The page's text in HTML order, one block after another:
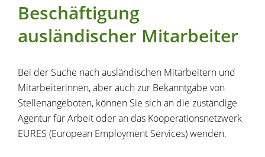
Beschäftigung
ausländischer Mitarbeiter
Bei der Suche nach ausländischen Mitarbeitern und
Mitarbeiterinnen, aber auch zur Bekanntgabe von
Stellenangeboten, können Sie sich an die zuständige
Agentur für Arbeit oder an das Kooperationsnetzwerk
EURES (European Employment Services) wenden.